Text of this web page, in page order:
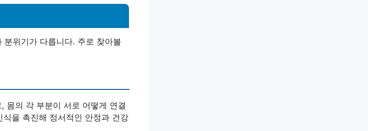
위기가 다릅니다. 주로 찾아볼
몸의 각 부분이 서로 어떻게 연결
을 촉진해 정서적인 안정과 건강